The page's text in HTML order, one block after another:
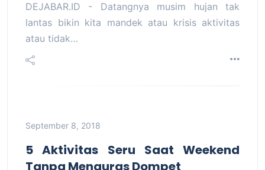
DEJABAR.ID - Datangnya musim hujan tak
lantas bikin kita mandek atau krisis aktivitas
atau tidak…
September 8, 2018
5 Aktivitas Seru Saat Weekend
Tanpa Menguras Dompet